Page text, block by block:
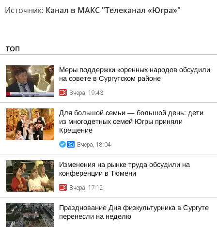
Источник: Канал в МАКС "Телеканал «Югра»"
ТОП
Меры поддержки коренных народов обсудили
на совете в Сургутском районе
Вчера, 19:43
Для большой семьи — большой день: дети
из многодетных семей Югры приняли
Крещение
Вчера, 18:04
Изменения на рынке труда обсудили на
конференции в Тюмени
Вчера, 17:12
Празднование Дня физкультурника в Сургуте
перенесли на неделю